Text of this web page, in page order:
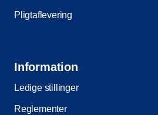
Pligtaflevering
Information
Ledige stillinger
Reglementer